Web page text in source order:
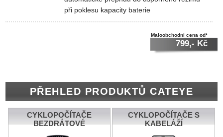
při poklesu kapacity baterie
Maloobchodní cena od*
799,- Kč
PŘEHLED PRODUKTŮ CATEYE
CYKLOPOČÍTAČE
BEZDRÁTOVÉ
CYKLOPOČÍTAČE S
KABELÁŽÍ